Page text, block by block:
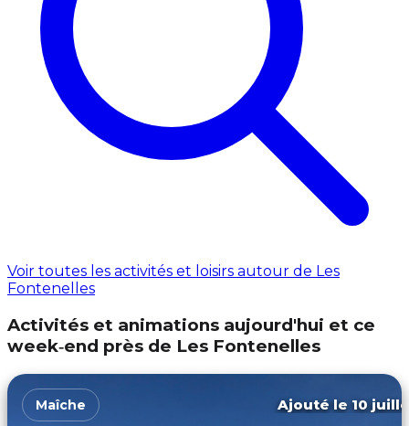
Voir toutes les activités et loisirs autour de Les
Fontenelles
Activités et animations aujourd'hui et ce
week‑end près de Les Fontenelles
Maîche Ajouté le 10